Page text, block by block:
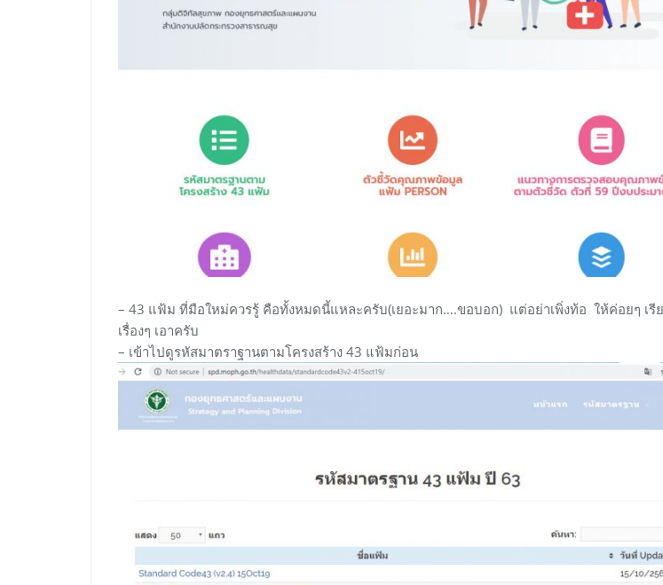
– 43 แฟ้ม ที่มือใหม่ควรรู้ คือทั้งหมดนี้แหละครับ(เยอะมาก….ขอบอก) แต่อย่าเพิ่งท้อ ให้ค่อยๆ เรี
เรื่องๆ เอาครับ
– เข้าไปดูรหัสมาตราฐานตามโครงสร้าง 43 แฟ้มก่อน